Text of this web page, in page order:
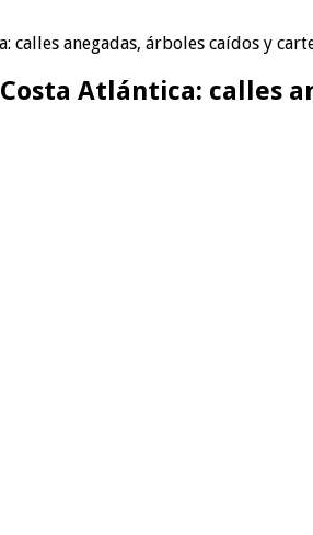
anegadas, árboles caídos y
Atlántica: calles